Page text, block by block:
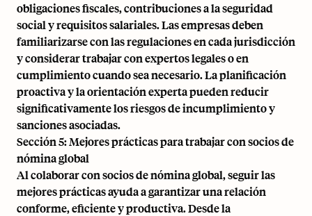
obligaciones fiscales, contribuciones a la seguridad
social y requisitos salariales. Las empresas deben
familiarizarse con las regulaciones en cada jurisdicción
y considerar trabajar con expertos legales o en
cumplimiento cuando sea necesario. La planificación
proactiva y la orientación experta pueden reducir
significativamente los riesgos de incumplimiento y
sanciones asociadas.
Sección 5: Mejores prácticas para trabajar con socios de
nómina global
Al colaborar con socios de nómina global, seguir las
mejores prácticas ayuda a garantizar una relación
conforme, eficiente y productiva. Desde la